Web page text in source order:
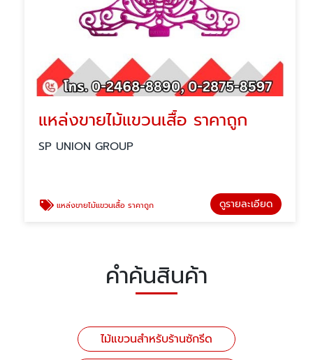
แหล่งขายไม้แขวนเสื้อ ราคาถูก
SP UNION GROUP
แหล่งขายไม้แขวนเสื้อ ราคาถูก ดูรายละเอียด
คำค้นสินค้า
ไม้แขวนสำหรับร้านซักรีด